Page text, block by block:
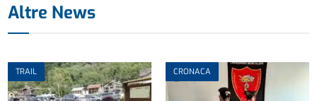
Altre News
TRAIL CRONACA